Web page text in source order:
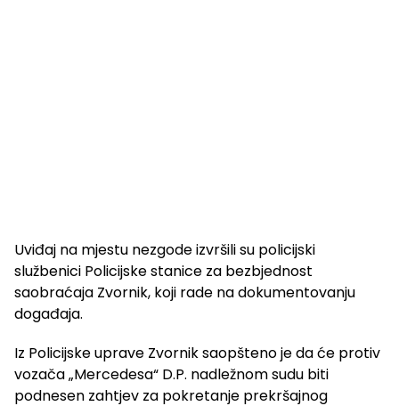
Uviđaj na mjestu nezgode izvršili su policijski
službenici Policijske stanice za bezbjednost
saobraćaja Zvornik, koji rade na dokumentovanju
događaja.
Iz Policijske uprave Zvornik saopšteno je da će protiv
vozača „Mercedesa“ D.P. nadležnom sudu biti
podnesen zahtjev za pokretanje prekršajnog